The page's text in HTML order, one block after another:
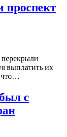
проспект
перекрыли
выплатить их
что…
с